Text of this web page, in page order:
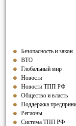
Безопасность и закон
ВТО
Глобальный мир
Новости
Новости ТПП РФ
Общество и власть
Поддержка
Регионы
Система ТПП РФ